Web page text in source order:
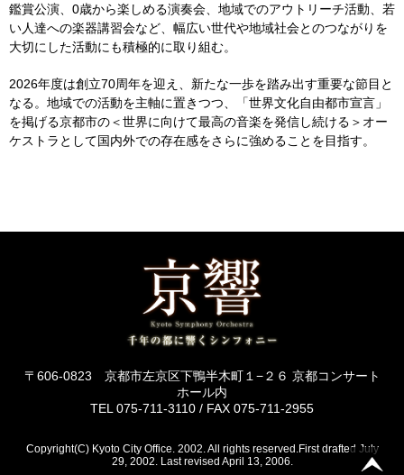
鑑賞公演、0歳から楽しめる演奏会、地域でのアウトリーチ活動、若
い人達への楽器講習会など、幅広い世代や地域社会とのつながりを
大切にした活動にも積極的に取り組む。
2026年度は創立70周年を迎え、新たな一歩を踏み出す重要な節目と
なる。地域での活動を主軸に置きつつ、「世界文化自由都市宣言」
を掲げる京都市の＜世界に向けて最高の音楽を発信し続ける＞オー
ケストラとして国内外での存在感をさらに強めることを目指す。
〒606-0823 京都市左京区下鴨半木町１−２６ 京都コンサート
ホール内
TEL 075-711-3110 / FAX 075-711-2955
Copyright(C) Kyoto City Office. 2002. All rights reserved.First drafted July
29, 2002. Last revised April 13, 2006.